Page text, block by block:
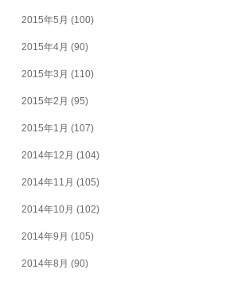
2015年5月 (100)
2015年4月 (90)
2015年3月 (110)
2015年2月 (95)
2015年1月 (107)
2014年12月 (104)
2014年11月 (105)
2014年10月 (102)
2014年9月 (105)
2014年8月 (90)